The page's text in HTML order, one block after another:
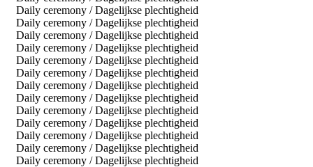
Daily ceremony / Dagelijkse plechtigheid
Daily ceremony / Dagelijkse plechtigheid
Daily ceremony / Dagelijkse plechtigheid
Daily ceremony / Dagelijkse plechtigheid
Daily ceremony / Dagelijkse plechtigheid
Daily ceremony / Dagelijkse plechtigheid
Daily ceremony / Dagelijkse plechtigheid
Daily ceremony / Dagelijkse plechtigheid
Daily ceremony / Dagelijkse plechtigheid
Daily ceremony / Dagelijkse plechtigheid
Daily ceremony / Dagelijkse plechtigheid
Daily ceremony / Dagelijkse plechtigheid
Daily ceremony / Dagelijkse plechtigheid